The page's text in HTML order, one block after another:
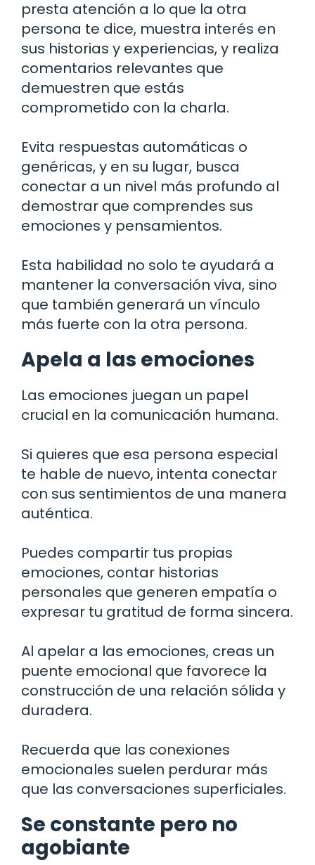
presta atención a lo que la otra
persona te dice, muestra interés en
sus historias y experiencias, y realiza
comentarios relevantes que
demuestren que estás
comprometido con la charla.
Evita respuestas automáticas o
genéricas, y en su lugar, busca
conectar a un nivel más profundo al
demostrar que comprendes sus
emociones y pensamientos.
Esta habilidad no solo te ayudará a
mantener la conversación viva, sino
que también generará un vínculo
más fuerte con la otra persona.
Apela a las emociones
Las emociones juegan un papel
crucial en la comunicación humana.
Si quieres que esa persona especial
te hable de nuevo, intenta conectar
con sus sentimientos de una manera
auténtica.
Puedes compartir tus propias
emociones, contar historias
personales que generen empatía o
expresar tu gratitud de forma sincera.
Al apelar a las emociones, creas un
puente emocional que favorece la
construcción de una relación sólida y
duradera.
Recuerda que las conexiones
emocionales suelen perdurar más
que las conversaciones superficiales.
Se constante pero no
agobiante